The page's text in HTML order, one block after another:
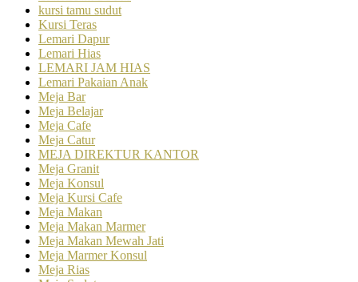
kursi tamu sudut
Kursi Teras
Lemari Dapur
Lemari Hias
LEMARI JAM HIAS
Lemari Pakaian Anak
Meja Bar
Meja Belajar
Meja Cafe
Meja Catur
MEJA DIREKTUR KANTOR
Meja Granit
Meja Konsul
Meja Kursi Cafe
Meja Makan
Meja Makan Marmer
Meja Makan Mewah Jati
Meja Marmer Konsul
Meja Rias